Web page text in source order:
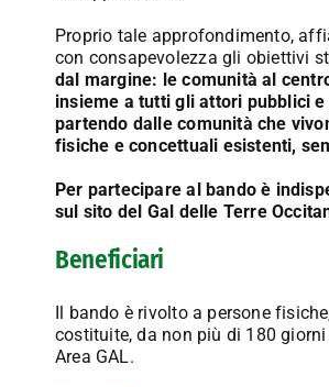
Proprio tale approfondimento,
con consapevolezza gli obiettivi
dal margine: le comunità al
insieme a tutti gli attori pubblici
partendo dalle comunità che
fisiche e concettuali esistenti,
Per partecipare al bando è
sul sito del Gal delle Terre
Beneficiari
Il bando è rivolto a persone
costituite, da non più di 180
Area GAL.